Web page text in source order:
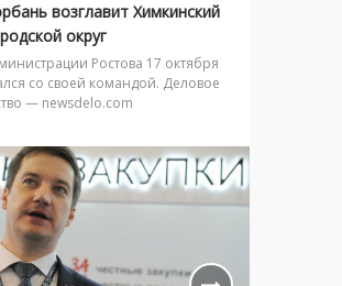
возглавит Химкинский
округ
Ростова 17 октября
со своей командой. Деловое
— newsdelo.com